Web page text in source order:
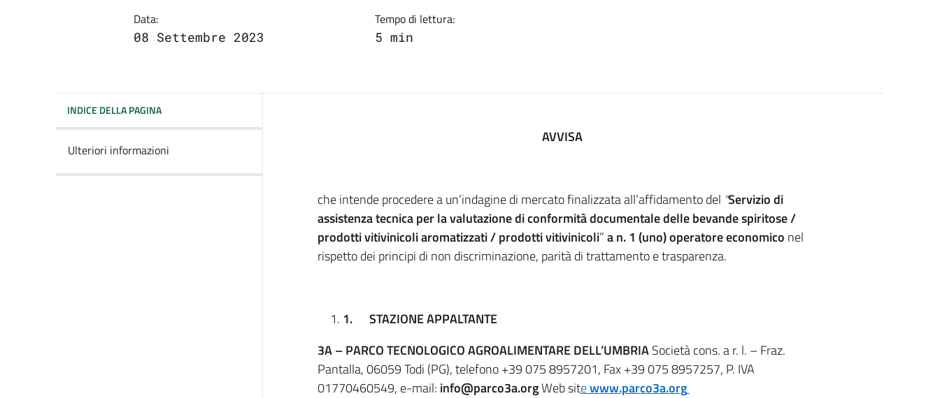
Data:
08 Settembre 2023
Tempo di lettura:
5 min
INDICE DELLA PAGINA
Ulteriori informazioni
AVVISA
che intende procedere a un’indagine di mercato finalizzata all’affidamento del “Servizio di
assistenza tecnica per la valutazione di conformità documentaledelle bevande spiritose /
prodotti vitivinicoli aromatizzati / prodotti vitivinicoli”a n. 1 (uno) operatoreeconomico nel
rispetto dei principi di non discriminazione, parità di trattamento e trasparenza.
1. STAZIONE APPALTANTE
3A – PARCO TECNOLOGICO AGROALIMENTARE DELL’UMBRIASocietà cons. a r. l. – Fraz.
Pantalla, 06059 Todi (PG), telefono +39 075 8957201, Fax +39 075 8957257, P. IVA
01770460549, e-mail: info@parco3a.orgWeb sitewww.parco3a.org